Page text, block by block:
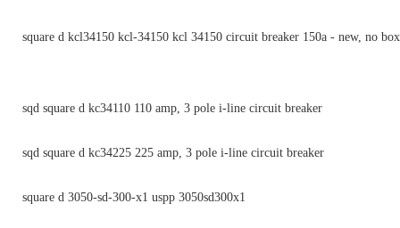
square d kcl34150 kcl-34150 kcl 34150 circuit breaker 150a - new, no box
sqd square d kc34110 110 amp, 3 pole i-line circuit breaker
sqd square d kc34225 225 amp, 3 pole i-line circuit breaker
square d 3050-sd-300-x1 uspp 3050sd300x1